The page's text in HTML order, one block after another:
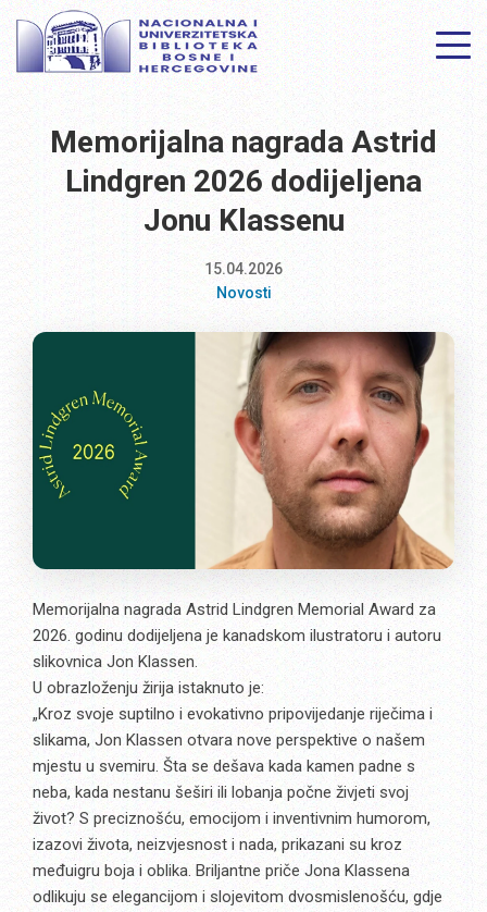
Memorijalna nagrada Astrid
Lindgren 2026 dodijeljena
Jonu Klassenu
15.04.2026
Novosti
Memorijalna nagrada Astrid Lindgren Memorial Award za
2026. godinu dodijeljena je kanadskom ilustratoru i autoru
slikovnica Jon Klassen.
U obrazloženju žirija istaknuto je:
„Kroz svoje suptilno i evokativno pripovijedanje riječima i
slikama, Jon Klassen otvara nove perspektive o našem
mjestu u svemiru. Šta se dešava kada kamen padne s
neba, kada nestanu šeširi ili lobanja počne živjeti svoj
život? S preciznošću, emocijom i inventivnim humorom,
izazovi života, neizvjesnost i nada, prikazani su kroz
međuigru boja i oblika. Briljantne priče Jona Klassena
odlikuju se elegancijom i slojevitom dvosmislenošću, gdje